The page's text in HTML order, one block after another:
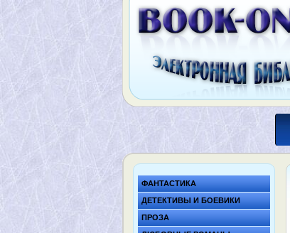
ФАНТАСТИКА
ДЕТЕКТИВЫ И БОЕВИКИ
ПРОЗА